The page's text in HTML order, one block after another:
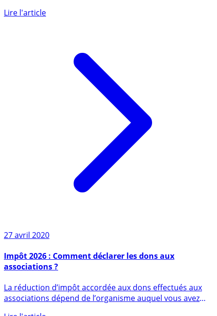
Lire l'article
27 avril 2020
Impôt 2026 : Comment déclarer les dons aux
associations ?
La réduction d’impôt accordée aux dons effectués aux
associations dépend de l’organisme auquel vous avez